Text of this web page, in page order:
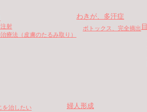
射
療法（皮膚のたるみ取り）
わきが、多汗症
ボトックス、完全摘出 目
を治したい
婦人形成